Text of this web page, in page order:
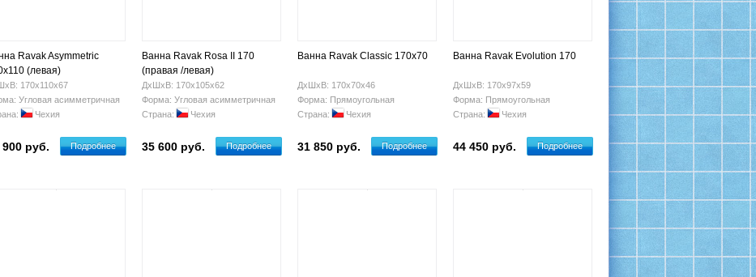
Ravak Asymmetric
(левая)
170х110х67
Угловая асимметричная
Чехия
900 руб. Подробнее
Ванна Ravak Rosa II 170
(правая /левая)
ДхШхВ: 170х105х62
Форма: Угловая асимметричная
Страна:
Чехия
35 600 руб. Подробнее
Ванна Ravak Classic 170x70
ДхШхВ: 170х70х46
Форма: Прямоугольная
Страна:
Чехия
31 850 руб. Подробнее
Ванна Ravak Evolution 170
ДхШхВ: 170х97х59
Форма: Прямоугольная
Страна:
Чехия
44 450 руб. Подробнее